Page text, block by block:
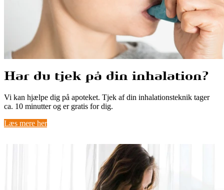
Har du tjek på din inhalation?
Vi kan hjælpe dig på apoteket. Tjek af din inhalationsteknik tager
ca. 10 minutter og er gratis for dig.
Læs mere her